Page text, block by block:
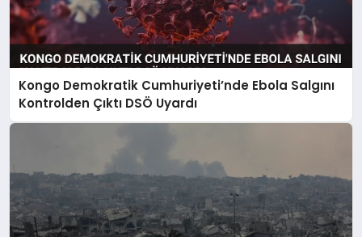
Kongo Demokratik Cumhuriyeti’nde Ebola Salgını
Kontrolden Çıktı DSÖ Uyardı